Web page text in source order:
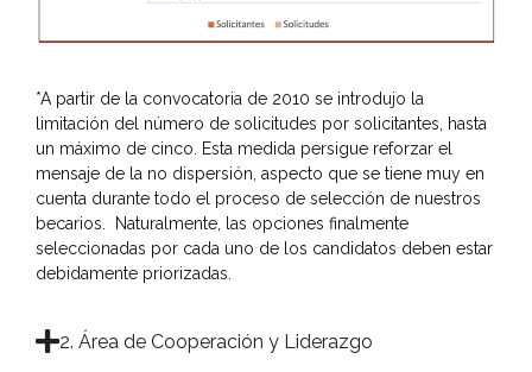
*A partir de la convocatoria de 2010 se introdujo la
limitación del número de solicitudes por solicitantes, hasta
un máximo de cinco. Esta medida persigue reforzar el
mensaje de la no dispersión, aspecto que se tiene muy en
cuenta durante todo el proceso de selección de nuestros
becarios. Naturalmente, las opciones finalmente
seleccionadas por cada uno de los candidatos deben estar
debidamente priorizadas.
2. Área de Cooperación y Liderazgo